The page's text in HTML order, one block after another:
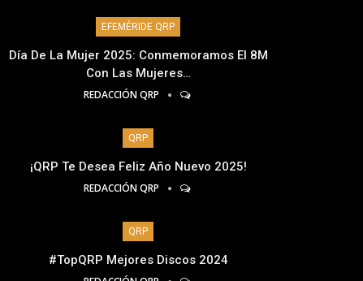
EFEMÉRIDE QRP
Día De La Mujer 2025: Conmemoramos El 8M
Con Las Mujeres…
REDACCIÓN QRP
QRP
¡QRP Te Desea Feliz Año Nuevo 2025!
REDACCIÓN QRP
QRP
#TopQRP Mejores Discos 2024